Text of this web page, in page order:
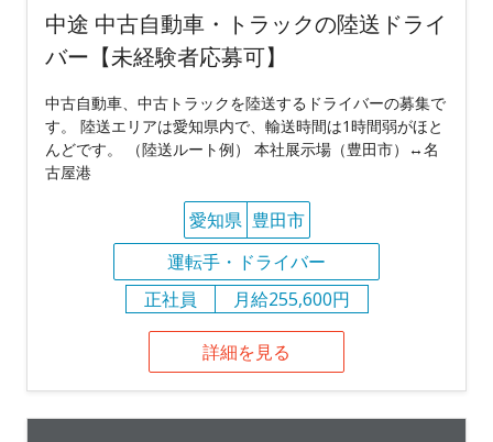
中途 中古自動車・トラックの陸送ドライ
バー【未経験者応募可】
中古自動車、中古トラックを陸送するドライバーの募集で
す。 陸送エリアは愛知県内で、輸送時間は1時間弱がほと
んどです。 （陸送ルート例） 本社展示場（豊田市）↔︎名
古屋港
愛知県 豊田市
運転手・ドライバー
正社員
月給255,600円
詳細を見る